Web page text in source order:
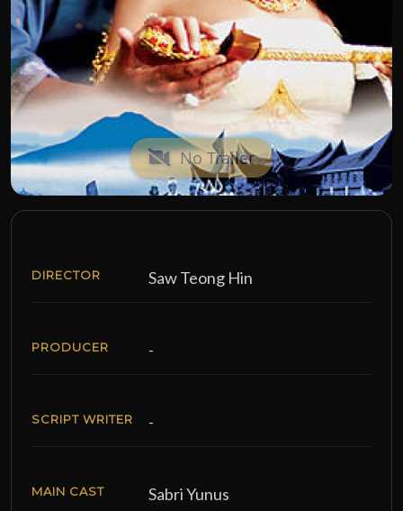
No Trailer
DIRECTOR Saw Teong Hin
PRODUCER -
SCRIPT WRITER -
MAIN CAST Sabri Yunus